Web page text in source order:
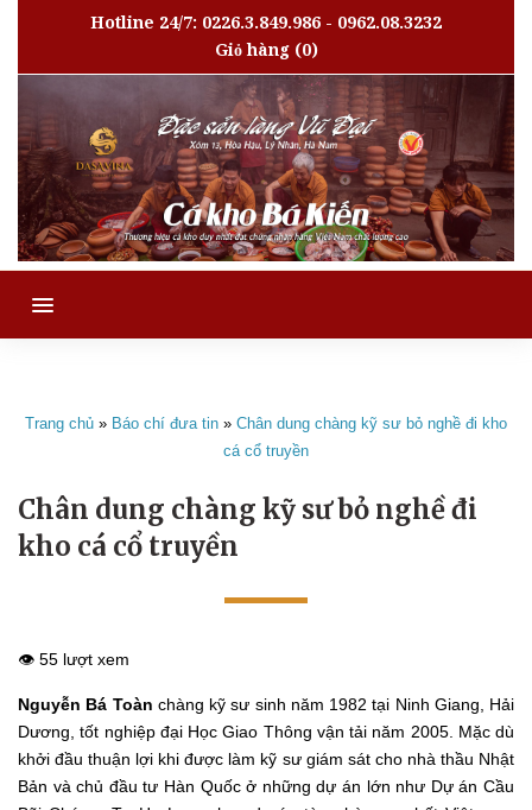
Hotline 24/7: 0226.3.849.986 - 0962.08.3232
Giỏ hàng(0)
MENU
Trang chủ » Báo chí đưa tin » Chân dung chàng kỹ sư bỏ nghề đi kho
cá cổ truyền
Chân dung chàng kỹ sư bỏ nghề đi
kho cá cổ truyền
👁️ 55 lượt xem
Nguyễn Bá Toàn chàng kỹ sư sinh năm 1982 tại Ninh Giang, Hải
Dương, tốt nghiệp đại Học Giao Thông vận tải năm 2005. Mặc dù
khởi đầu thuận lợi khi được làm kỹ sư giám sát cho nhà thầu Nhật
Bản và chủ đầu tư Hàn Quốc ở những dự án lớn như Dự án Cầu